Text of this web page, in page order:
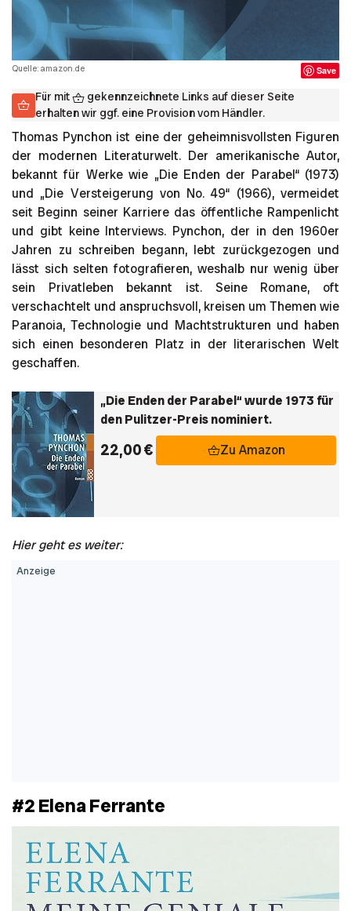
Quelle: amazon.de Save
Für mit
gekennzeichnete Links auf dieser Seite
erhalten wir ggf. eine Provision vom Händler.
Thomas Pynchon ist eine der geheimnisvollsten Figuren
der modernen Literaturwelt. Der amerikanische Autor,
bekannt für Werke wie „Die Enden der Parabel“ (1973)
und „Die Versteigerung von No. 49“ (1966), vermeidet
seit Beginn seiner Karriere das öffentliche Rampenlicht
und gibt keine Interviews. Pynchon, der in den 1960er
Jahren zu schreiben begann, lebt zurückgezogen und
lässt sich selten fotografieren, weshalb nur wenig über
sein Privatleben bekannt ist. Seine Romane, oft
verschachtelt und anspruchsvoll, kreisen um Themen wie
Paranoia, Technologie und Machtstrukturen und haben
sich einen besonderen Platz in der literarischen Welt
geschaffen.
„Die Enden der Parabel“ wurde 1973 für
den Pulitzer-Preis nominiert.
22,00 € Zu Amazon
Hier geht es weiter:
#2 Elena Ferrante